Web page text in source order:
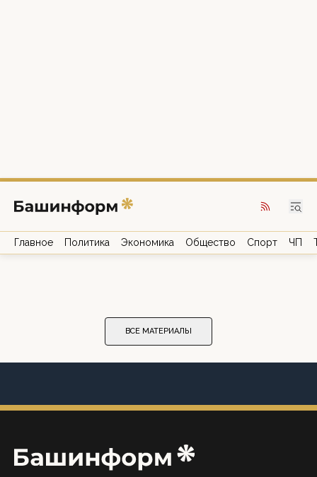
Главное Политика Экономика Общество Спорт ЧП
ВСЕ МАТЕРИАЛЫ